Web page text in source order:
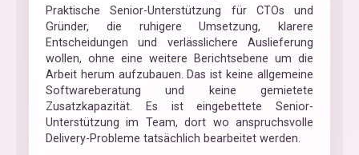
Praktische Senior-Unterstützung für CTOs und
Gründer, die ruhigere Umsetzung, klarere
Entscheidungen und verlässlichere Auslieferung
wollen, ohne eine weitere Berichtsebene um die
Arbeit herum aufzubauen. Das ist keine allgemeine
Softwareberatung und keine gemietete
Zusatzkapazität. Es ist eingebettete Senior-
Unterstützung im Team, dort wo anspruchsvolle
Delivery-Probleme tatsächlich bearbeitet werden.